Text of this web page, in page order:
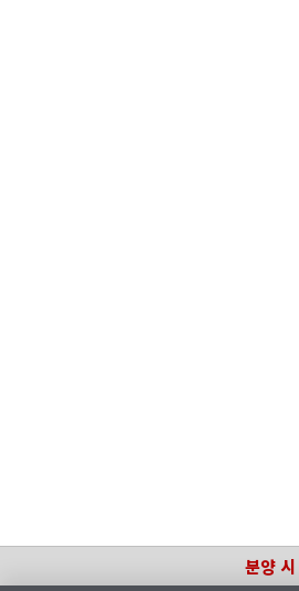
분양 시